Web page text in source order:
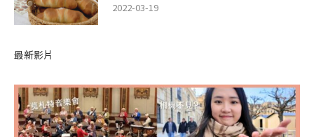
2022-03-19
最新影片